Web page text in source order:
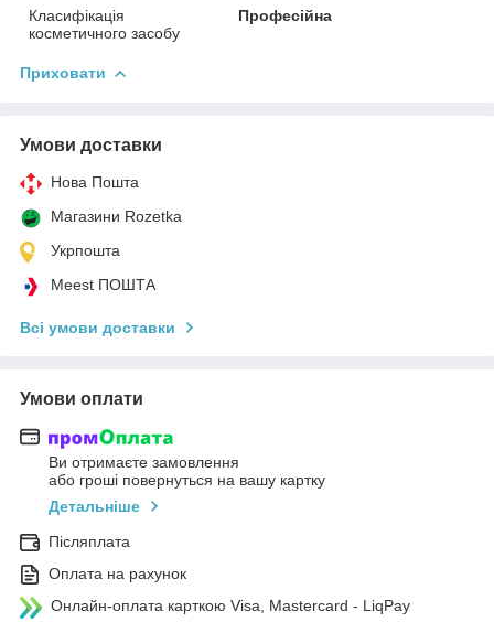
Класифікація
косметичного засобу
Професійна
Приховати
Умови доставки
Нова Пошта
Магазини Rozetka
Укрпошта
Meest ПОШТА
Всі умови доставки
Умови оплати
Ви отримаєте замовлення
або гроші повернуться на вашу картку
Детальніше
Післяплата
Оплата на рахунок
Онлайн-оплата карткою Visa, Mastercard - LiqPay